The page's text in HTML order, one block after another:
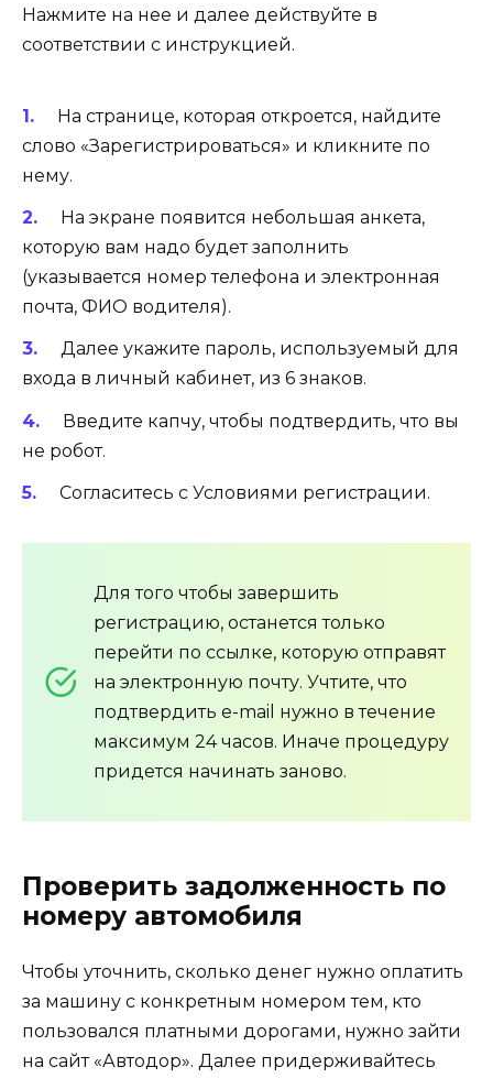
Нажмите на нее и далее действуйте в
соответствии с инструкцией.
На странице, которая откроется, найдите
слово «Зарегистрироваться» и кликните по
нему.
На экране появится небольшая анкета,
которую вам надо будет заполнить
(указывается номер телефона и электронная
почта, ФИО водителя).
Далее укажите пароль, используемый для
входа в личный кабинет, из 6 знаков.
Введите капчу, чтобы подтвердить, что вы
не робот.
Согласитесь с Условиями регистрации.
Для того чтобы завершить
регистрацию, останется только
перейти по ссылке, которую отправят
на электронную почту. Учтите, что
подтвердить e-mail нужно в течение
максимум 24 часов. Иначе процедуру
придется начинать заново.
Проверить задолженность по
номеру автомобиля
Чтобы уточнить, сколько денег нужно оплатить
за машину с конкретным номером тем, кто
пользовался платными дорогами, нужно зайти
на сайт «Автодор». Далее придерживайтесь